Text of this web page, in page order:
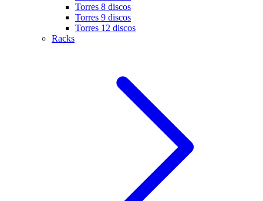
Torres 8 discos
Torres 9 discos
Torres 12 discos
Racks